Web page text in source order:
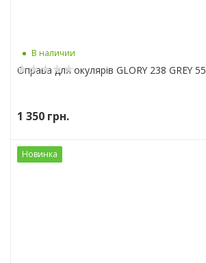
В наличии
Оправа для окулярів GLORY 238 GREY 55
1 350 грн.
Новинка